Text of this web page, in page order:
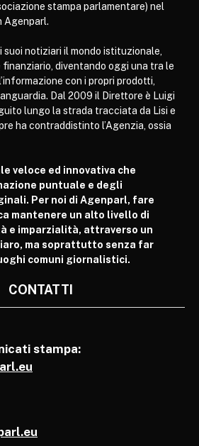
stampa parlamentare) nel
Agenparl.
suoi notiziari il mondo istituzionale,
diventando oggi una tra le
con i propri prodotti,
Dal 2009 il Direttore è Luigi
lungo la strada tracciata da Lisi e
ha contraddistinto l’Agenzia, ossia
veloce ed innovativa che
puntuale e degli
Per noi di Agenparl, fare
mantenere un alto livello di
e imparzialità, attraverso un
ma soprattutto senza far
comuni giornalistici.
CONTATTI
stampa: